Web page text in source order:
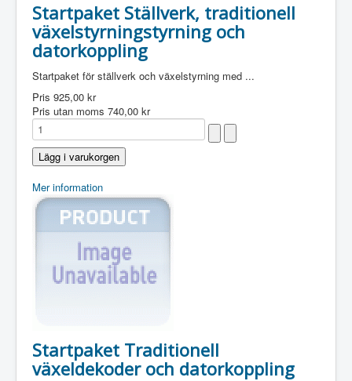
Startpaket Ställverk, traditionell
växelstyrningstyrning och
datorkoppling
Startpaket för ställverk och växelstyrning med ...
Pris 925,00 kr
Pris utan moms 740,00 kr
Mer information
Startpaket Traditionell
växeldekoder och datorkoppling